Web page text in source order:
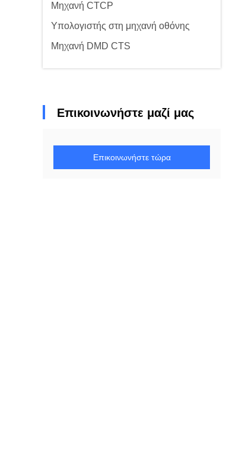
Μηχανή CTCP
Υπολογιστής στη μηχανή οθόνης
Μηχανή DMD CTS
Επικοινωνήστε μαζί μας
Επικοινωνήστε τώρα